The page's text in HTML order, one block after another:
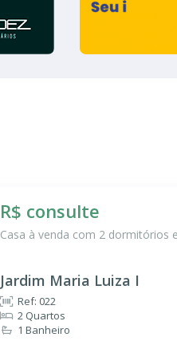
R$ consulte
Casa à venda com 2 dormitórios
Jardim Maria Luiza I
Ref: 022
2 Quartos
1 Banheiro